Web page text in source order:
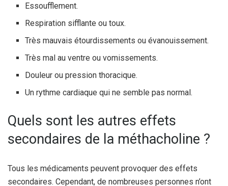
Essoufflement.
Respiration sifflante ou toux.
Très mauvais étourdissements ou évanouissement.
Très mal au ventre ou vomissements.
Douleur ou pression thoracique.
Un rythme cardiaque qui ne semble pas normal.
Quels sont les autres effets
secondaires de la méthacholine ?
Tous les médicaments peuvent provoquer des effets
secondaires. Cependant, de nombreuses personnes n’ont